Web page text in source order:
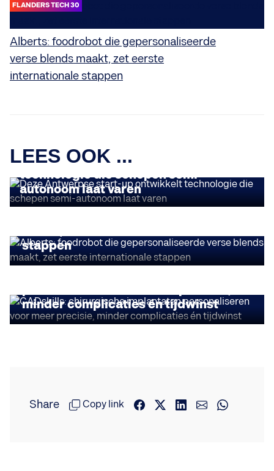
FLANDERS TECH 30
Alberts: foodrobot die gepersonaliseerde
verse blends maakt, zet eerste
internationale stappen
LEES OOK ...
Deze Antwerpse start-up ontwikkelt
technologie die schepen semi-
autonoom laat varen
FLANDERS TECH 30
Alberts: foodrobot die
stappen
FLANDERS TECH 30
minder complicaties én tijdwinst
Share Copy link